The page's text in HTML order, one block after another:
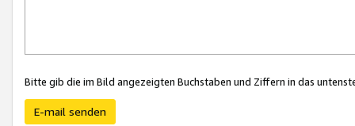
Bitte gib die im Bild angezeigten Buchstaben und Ziffern in das
E-mail senden